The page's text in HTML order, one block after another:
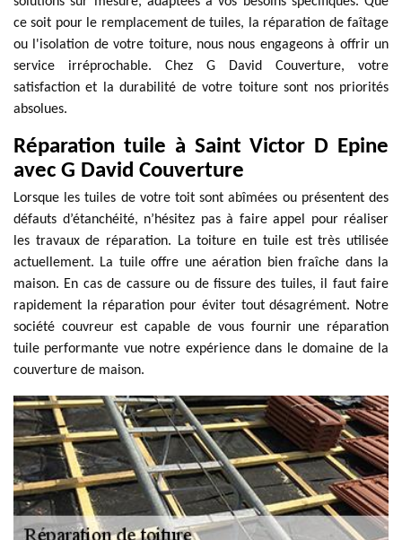
ce soit pour le remplacement de tuiles, la réparation de faîtage
ou l'isolation de votre toiture, nous nous engageons à offrir un
service irréprochable. Chez G David Couverture, votre
satisfaction et la durabilité de votre toiture sont nos priorités
absolues.
Réparation tuile à Saint Victor D Epine
avec G David Couverture
Lorsque les tuiles de votre toit sont abîmées ou présentent des
défauts d’étanchéité, n’hésitez pas à faire appel pour réaliser
les travaux de réparation. La toiture en tuile est très utilisée
actuellement. La tuile offre une aération bien fraîche dans la
maison. En cas de cassure ou de fissure des tuiles, il faut faire
rapidement la réparation pour éviter tout désagrément. Notre
société couvreur est capable de vous fournir une réparation
tuile performante vue notre expérience dans le domaine de la
couverture de maison.